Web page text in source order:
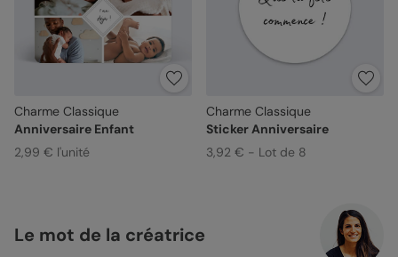
Charme Classique
Anniversaire Enfant
2,99 € l'unité
Charme Classique
Sticker Anniversaire
3,92 € - Lot de 8
Le mot de la créatrice